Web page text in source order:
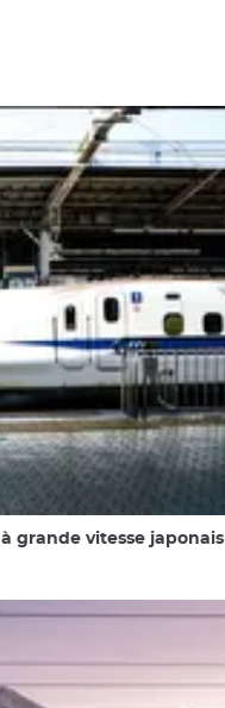
grande vitesse japonais